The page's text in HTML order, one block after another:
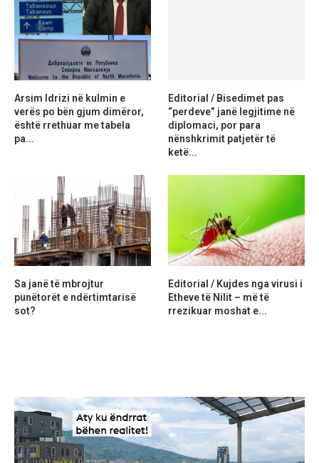
Arsim Idrizi në kulmin e
verës po bën gjum dimëror,
është rrethuar me tabela
pa...
Editorial / Bisedimet pas
“perdeve” janë legjitime në
diplomaci, por para
nënshkrimit patjetër të
ketë...
Sa janë të mbrojtur
punëtorët e ndërtimtarisë
sot?
Editorial / Kujdes nga virusi i
Etheve të Nilit – më të
rrezikuar moshat e...